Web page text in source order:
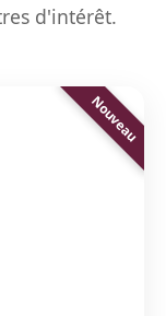
d'intérêt.